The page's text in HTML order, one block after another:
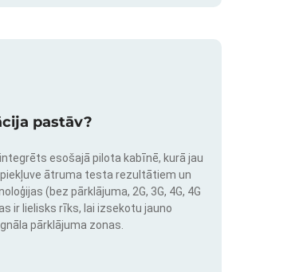
pastāv?
esošajā pilota kabīnē, kurā jau
ātruma testa rezultātiem un
(bez pārklājuma, 2G, 3G, 4G, 4G
ir lielisks rīks, lai izsekotu jauno
pārklājuma zonas.